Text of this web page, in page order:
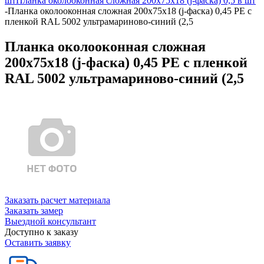
-Планка околооконная сложная 200х75х18 (j-фаска) 0,45 PE с
пленкой RAL 5002 ультрамариново-синий (2,5
Планка околооконная сложная
200х75х18 (j-фаска) 0,45 PE с пленкой
RAL 5002 ультрамариново-синий (2,5
Заказать расчет материала
Заказать замер
Выездной консультант
Доступно к заказу
Оставить заявку